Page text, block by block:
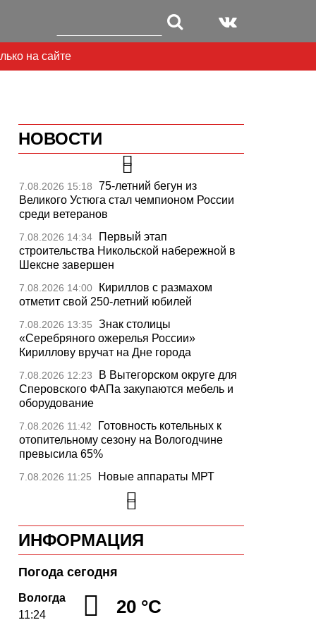
на сайте
НОВОСТИ
7.08.2026 15:18
75-летний бегун из
Великого Устюга стал чемпионом России
среди ветеранов
7.08.2026 14:34
Первый этап
строительства Никольской набережной в
Шексне завершен
7.08.2026 14:00
Кириллов с размахом
отметит свой 250-летний юбилей
7.08.2026 13:35
Знак столицы
«Серебряного ожерелья России»
Кириллову вручат на Дне города
7.08.2026 12:23
В Вытегорском округе для
Сперовского ФАПа закупаются мебель и
оборудование
7.08.2026 11:42
Готовность котельных к
отопительному сезону на Вологодчине
превысила 65%
7.08.2026 11:25
Новые аппараты МРТ
установят в двух медучреждениях
Вологодской области
7.08.2026 10:41 В Устюжне отметят 774-
летие города фестивалем кузнечного
мастерства
7.08.2026 10:18 Вологодская область
уверенно шагает в цифровое будущее
7.08.2026 09:49
На Вологодчине подвели
ИНФОРМАЦИЯ
Погода сегодня
Вологда
11:24
20 °C